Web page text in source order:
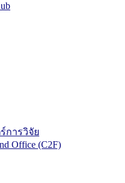
การวิจัย
Office (C2F)